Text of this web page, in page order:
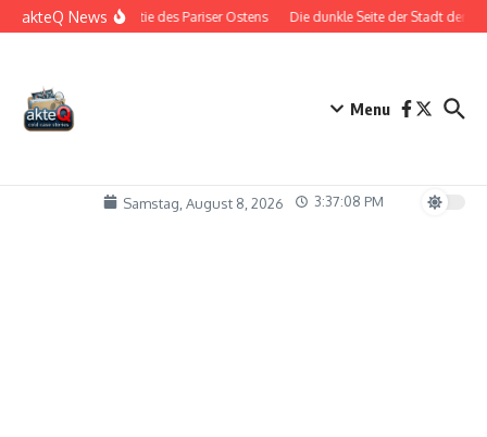
Zum Inhalt springen
akteQ NewsDie Bestie des Pariser Ostens Die dunkle Seite der Stadt der
Menu
Samstag, August 8, 2026 3:37:09 PM